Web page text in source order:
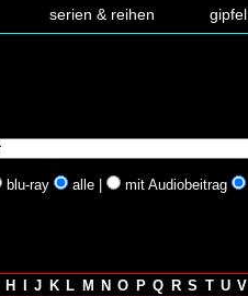
serien & reihen gipfel
blu-ray alle | mit Audiobeitrag
H I J K L M N O P Q R S T U V